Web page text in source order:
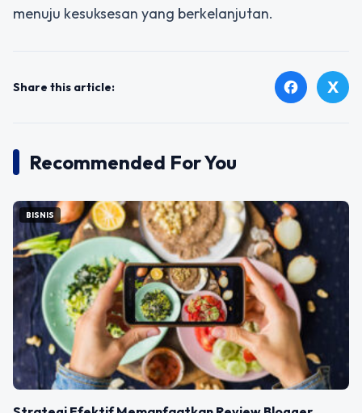
menuju kesuksesan yang berkelanjutan.
Share this article: facebook X
Recommended For You
BISNIS